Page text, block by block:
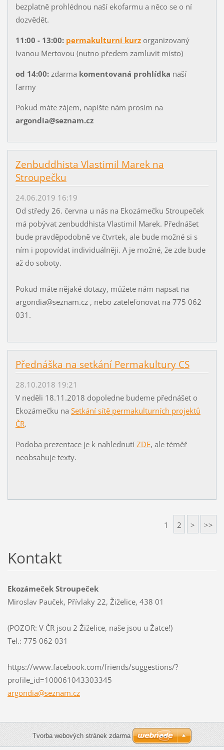
bezplatně prohlédnou naší ekofarmu a něco se o ní
dozvědět.
11:00 - 13:00: permakulturní kurzorganizovaný
Ivanou Mertovou (nutno předem zamluvit místo)
od 14:00:zdarma komentovaná prohlídka naší
farmy
Pokud máte zájem, napište nám prosím na
argondia@seznam.cz
Zenbuddhista Vlastimil Marek na
Stroupečku
24.06.2019 16:19
Od středy 26. června u nás na Ekozámečku Stroupeček
má pobývat zenbuddhista Vlastimil Marek. Přednášet
bude pravděpodobně ve čtvrtek, ale bude možné si s
ním i popovídat individuálněji. A je možné, že zde bude
až do soboty.
Pokud máte nějaké dotazy, můžete nám napsat na
argondia@seznam.cz , nebo zatelefonovat na 775 062
031.
Přednáška na setkání Permakultury CS
28.10.2018 19:21
V neděli 18.11.2018 dopoledne budeme přednášet o
Ekozámečku na Setkání sítě permakulturních projektů
ČR.
Podoba prezentace je k nahlednutí ZDE, ale téměř
neobsahuje texty.
1 2 > >>
Kontakt
Ekozámeček Stroupeček
Miroslav Pauček, Přívlaky 22, Žiželice, 438 01
(POZOR: V ČR jsou 2 Žiželice, naše jsou u Žatce!)
Tel.: 775 062 031
https://www.facebook.com/friends/suggestions/?
profile_id=100061043303345
argondia@seznam.cz
Tvorba webových stránek zdarma